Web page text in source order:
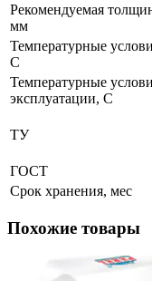
Рекомендуемая
мм
Температурные
С
Температурные
эксплуатации, С
ТУ
ГОСТ
Срок хранения, мес
Похожие товары